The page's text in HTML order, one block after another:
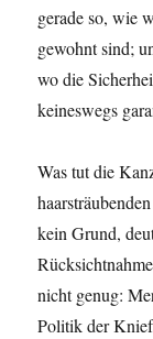
gerade so, wie
gewohnt sind;
wo die
keineswegs
Was tut die
kein Grund,
nicht genug:
Politik der